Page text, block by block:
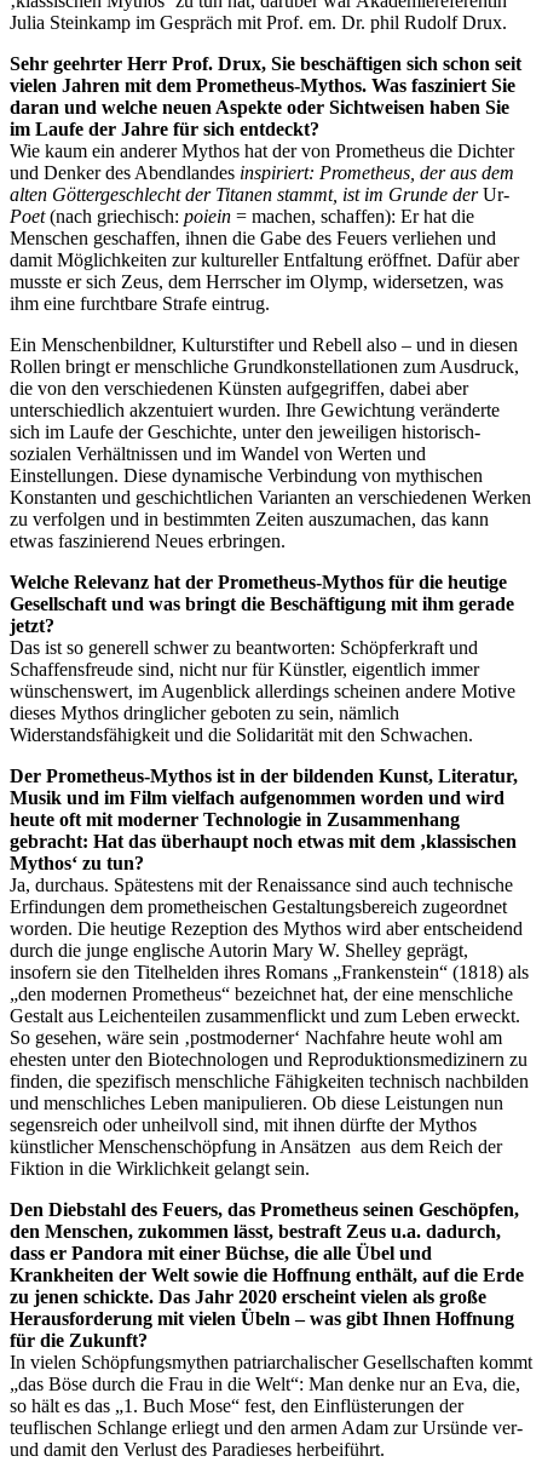
Julia Steinkamp im Gespräch mit Prof. em. Dr. phil Rudolf Drux.
Sehr geehrter Herr Prof. Drux, Sie beschäftigen sich schon seit
vielen Jahren mit dem Prometheus-Mythos. Was fasziniert Sie
daran und welche neuen Aspekte oder Sichtweisen haben Sie
im Laufe der Jahre für sich entdeckt?
Wie kaum ein anderer Mythos hat der von Prometheus die Dichter
und Denker des Abendlandes inspiriert: Prometheus, der aus dem
alten Göttergeschlecht der Titanen stammt, ist im Grunde derUr-
Poet(nach griechisch: poiein = machen, schaffen): Er hat die
Menschen geschaffen, ihnen die Gabe des Feuers verliehen und
damit Möglichkeiten zur kultureller Entfaltung eröffnet. Dafür aber
musste er sich Zeus, dem Herrscher im Olymp, widersetzen, was
ihm eine furchtbare Strafe eintrug.
Ein Menschenbildner, Kulturstifter und Rebell also – und in diesen
Rollen bringt er menschliche Grundkonstellationen zum Ausdruck,
die von den verschiedenen Künsten aufgegriffen, dabei aber
unterschiedlich akzentuiert wurden. Ihre Gewichtung veränderte
sich im Laufe der Geschichte, unter den jeweiligen historisch-
sozialen Verhältnissen und im Wandel von Werten und
Einstellungen. Diese dynamische Verbindung von mythischen
Konstanten und geschichtlichen Varianten an verschiedenen Werken
zu verfolgen und in bestimmten Zeiten auszumachen, das kann
etwas faszinierend Neues erbringen.
Welche Relevanz hat der Prometheus-Mythos für die heutige
Gesellschaft und was bringt die Beschäftigung mit ihm gerade
jetzt?
Das ist so generell schwer zu beantworten: Schöpferkraft und
Schaffensfreude sind, nicht nur für Künstler, eigentlich immer
wünschenswert, im Augenblick allerdings scheinen andere Motive
dieses Mythos dringlicher geboten zu sein, nämlich
Widerstandsfähigkeit und die Solidarität mit den Schwachen.
Der Prometheus-Mythos ist in der bildenden Kunst, Literatur,
Musik und im Film vielfach aufgenommen worden und wird
heute oft mit moderner Technologie in Zusammenhang
gebracht: Hat das überhaupt noch etwas mit dem ‚klassischen
Mythos‘ zu tun?
Ja, durchaus. Spätestens mit der Renaissance sind auch technische
Erfindungen dem prometheischen Gestaltungsbereich zugeordnet
worden. Die heutige Rezeption des Mythos wird aber entscheidend
durch die junge englische Autorin Mary W. Shelley geprägt,
insofern sie den Titelhelden ihres Romans „Frankenstein“ (1818) als
„den modernen Prometheus“ bezeichnet hat, der eine menschliche
Gestalt aus Leichenteilen zusammenflickt und zum Leben erweckt.
So gesehen, wäre sein ‚postmoderner‘ Nachfahre heute wohl am
ehesten unter den Biotechnologen und Reproduktionsmedizinern zu
finden, die spezifisch menschliche Fähigkeiten technisch nachbilden
und menschliches Leben manipulieren. Ob diese Leistungen nun
segensreich oder unheilvoll sind, mit ihnen dürfte der Mythos
künstlicher Menschenschöpfung in Ansätzen aus dem Reich der
Fiktion in die Wirklichkeit gelangt sein.
Den Diebstahl des Feuers, das Prometheus seinen Geschöpfen,
den Menschen, zukommen lässt, bestraft Zeus u.a. dadurch,
dass er Pandora mit einer Büchse, die alle Übel und
Krankheiten der Welt sowie die Hoffnung enthält, auf die Erde
zu jenen schickte. Das Jahr 2020 erscheint vielen als große
Herausforderung mit vielen Übeln – was gibt Ihnen Hoffnung
für die Zukunft?
In vielen Schöpfungsmythen patriarchalischer Gesellschaften kommt
„das Böse durch die Frau in die Welt“: Man denke nur an Eva, die,
so hält es das „1. Buch Mose“ fest, den Einflüsterungen der
teuflischen Schlange erliegt und den armen Adam zur Ursünde ver-
und damit den Verlust des Paradieses herbeiführt.